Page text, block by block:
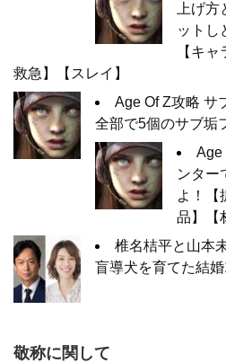
上げ
ットし
【キ
救急】【スレイ】
Age Of Z攻略 サ
全部で5個のサブ垢
Age
ンター
よ！【
品】【
椎名桔平と山本
盲導犬を育てた結
敬称に関して